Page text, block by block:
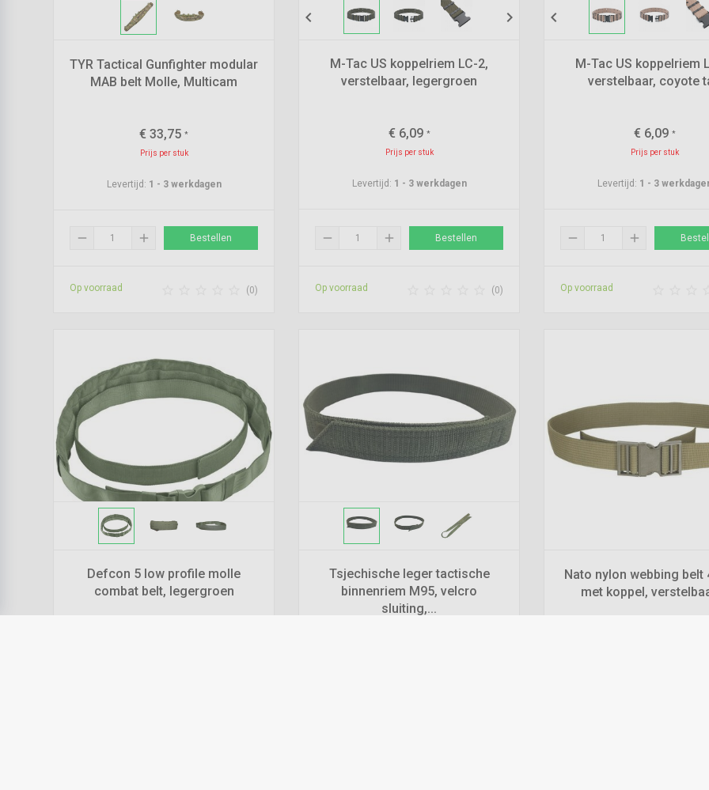
TYR Tactical Gunfighter modular
MAB belt Molle, Multicam
€ 33,75 *
Prijs per stuk
Levertijd: 1 - 3 werkdagen
remove add Bestellen
Op voorraad (0)
chevron_left chevron_right
M-Tac US koppelriem LC-2,
verstelbaar, legergroen
€ 6,09 *
Prijs per stuk
Levertijd: 1 - 3 werkdagen
remove add Bestellen
Op voorraad (0)
chevron_left
M-Tac US koppelriem
verstelbaar, coyote
€ 6,09 *
Prijs per stuk
Levertijd: 1 - 3
remove add
Op voorraad
Defcon 5 low profile molle
combat belt, legergroen
Tsjechische leger tactische
binnenriem M95, velcro
sluiting,...
Nato nylon webbing belt
met koppel,